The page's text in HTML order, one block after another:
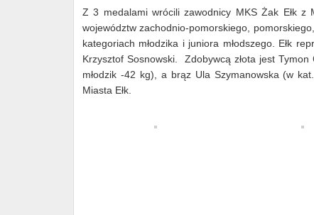
Z 3 medalami wrócili zawodnicy MKS Żak Ełk z
województw zachodnio-pomorskiego,
kategoriach młodzika i juniora młodszego. Ełk
Krzysztof Sosnowski. Zdobywcą złota jest
młodzik -42 kg), a brąz Ula Szymanowska (w
Miasta Ełk.